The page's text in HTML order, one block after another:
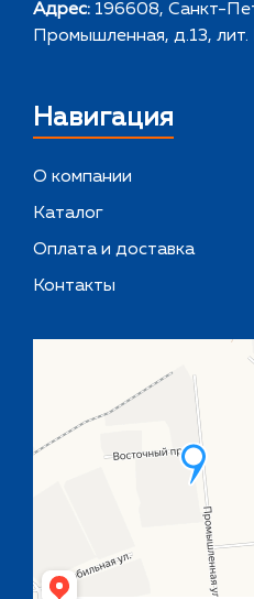
Адрес: 196608, Санкт-
Промышленная, д.13, лит.
Навигация
О компании
Каталог
Оплата и доставка
Контакты